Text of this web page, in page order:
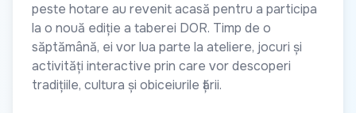
peste hotare au revenit acasă pentru a participa
la o nouă ediție a taberei DOR. Timp de o
săptămână, ei vor lua parte la ateliere, jocuri și
activități interactive prin care vor descoperi
tradițiile, cultura și obiceiurile țării.